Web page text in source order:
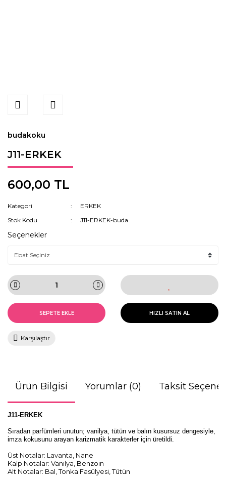
budakoku
J11-ERKEK
600,00 TL
Kategori
ERKEK
Stok Kodu
J11-ERKEK-buda
Seçenekler
SEPETE EKLE HIZLI SATIN AL
Karşılaştır
Ürün Bilgisi Yorumlar (0) Taksit
J11-ERKEK
Sıradan parfümleri unutun; vanilya, tütün ve balın kusursuz dengesiyle,
imza kokusunu arayan karizmatik karakterler için üretildi.
Üst Notalar: Lavanta, Nane
Kalp Notalar: Vanilya, Benzoin
Alt Notalar: Bal, Tonka Fasülyesi, Tütün